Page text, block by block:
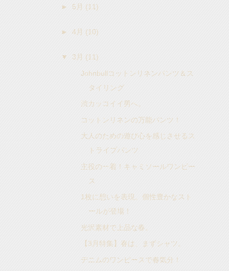
►5月(11)
►4月(10)
▼3月(11)
Johnbullコットンリネンパンツ＆ス
タイリング
渋カッコイイ男へ。
コットンリネンの万能パンツ！
大人のための遊び心を感じさせるス
トライプパンツ
主役の一着！キャミソールワンピー
ス
1枚に想いを表現。個性豊かなスト
ールが登場！
光沢素材で上品な春。
【3月特集】春は、まずシャツ。
デニムのワンピースで春気分！